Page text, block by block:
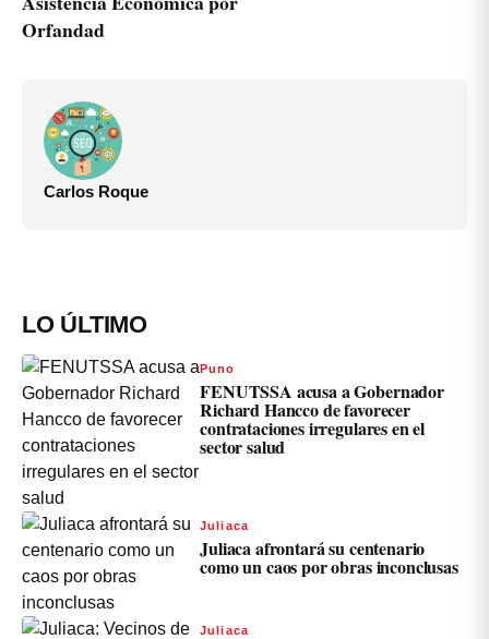
Orfandad
Carlos Roque
LO ÚLTIMO
Puno
FENUTSSA acusa a Gobernador
Richard Hancco de favorecer
contrataciones irregulares en el
sector salud
Juliaca
Juliaca afrontará su centenario
como un caos por obras inconclusas
Juliaca